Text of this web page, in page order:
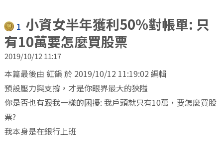
1 小資女半年獲利50%對帳單: 只
有10萬要怎麼買股票
2019/10/12 11:17
本篇最後由 紅韻 於 2019/10/12 11:19:02 編輯
預設壓力與支撐，才是你眼界最大的狹隘
你是否也有跟我一樣的困擾: 我戶頭就只有10萬，要怎麼買股
票?
我本身是在銀行上班